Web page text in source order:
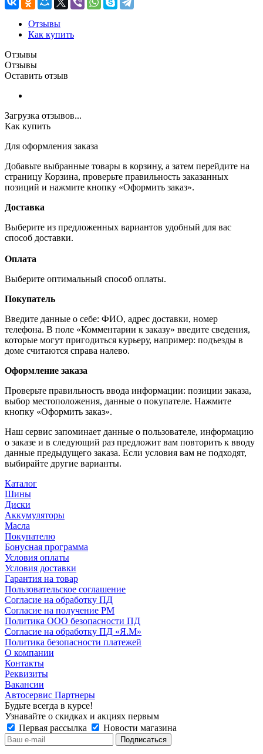
Отзывы
Как купить
Отзывы
Отзывы
Оставить отзыв
Загрузка отзывов...
Как купить
Для оформления заказа
Добавьте выбранные товары в корзину, а затем перейдите на
страницу Корзина, проверьте правильность заказанных
позиций и нажмите кнопку «Оформить заказ».
Доставка
Выберите из предложенных вариантов удобный для вас
способ доставки.
Оплата
Выберите оптимальный способ оплаты.
Покупатель
Введите данные о себе: ФИО, адрес доставки, номер
телефона. В поле «Комментарии к заказу» введите сведения,
которые могут пригодиться курьеру, например: подъезды в
доме считаются справа налево.
Оформление заказа
Проверьте правильность ввода информации: позиции заказа,
выбор местоположения, данные о покупателе. Нажмите
кнопку «Оформить заказ».
Наш сервис запоминает данные о пользователе, информацию
о заказе и в следующий раз предложит вам повторить к вводу
данные предыдущего заказа. Если условия вам не подходят,
выбирайте другие варианты.
Каталог
Шины
Диски
Аккумуляторы
Масла
Покупателю
Бонусная программа
Условия оплаты
Условия доставки
Гарантия на товар
Пользовательское соглашение
Согласие на обработку ПД
Согласие на получение РМ
Политика ООО безопасности ПД
Согласие на обработку ПД «Я.М»
Политика безопасности платежей
О компании
Контакты
Реквизиты
Вакансии
Автосервис Партнеры
Будьте всегда в курсе!
Узнавайте о скидках и акциях первым
Первая рассылка
Новости магазина